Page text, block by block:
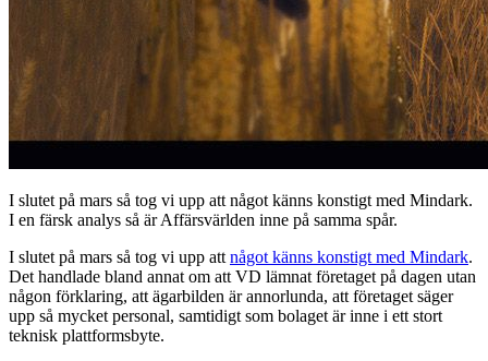
I slutet på mars så tog vi upp att något känns konstigt med Mindark.
I en färsk analys så är Affärsvärlden inne på samma spår.
I slutet på mars så tog vi upp att något känns konstigt med Mindark.
Det handlade bland annat om att VD lämnat företaget på dagen utan
någon förklaring, att ägarbilden är annorlunda, att företaget säger
upp så mycket personal, samtidigt som bolaget är inne i ett stort
teknisk plattformsbyte.